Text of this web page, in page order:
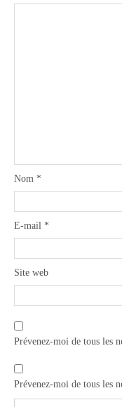
Nom *
E-mail *
Site web
Prévenez-moi de tous les
Prévenez-moi de tous les